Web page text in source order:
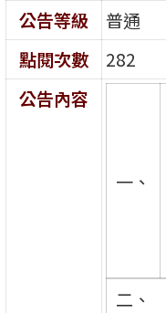
公告等級
普通
點閱次數
282
公告內容
一、
二、